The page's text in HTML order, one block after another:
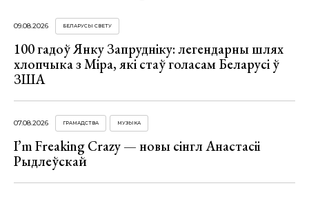
09.08.2026 БЕЛАРУСЫ СВЕТУ
100 гадоў Янку Запрудніку: легендарны шлях
хлопчыка з Міра, які стаў голасам Беларусі ў
ЗША
07.08.2026 ГРАМАДСТВА МУЗЫКА
I’m Freaking Crazy — новы сінгл Анастасіі
Рыдлеўскай